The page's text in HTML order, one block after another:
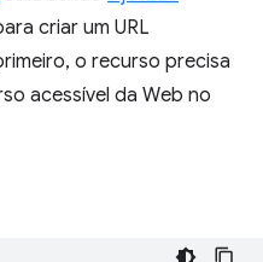
criar um URL
o recurso precisa
acessível da Web no